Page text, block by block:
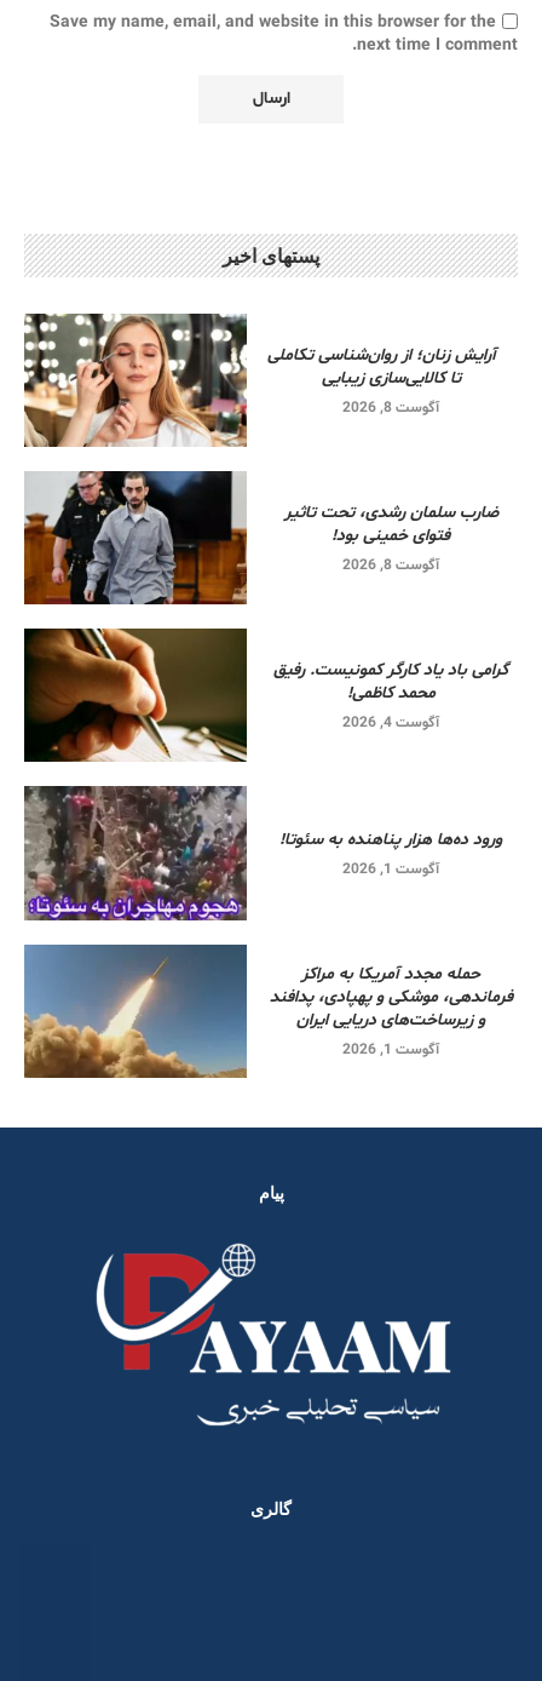
Save my name, email, and website in this browser for the
next time I comment.
پستهای اخیر
آرایش زنان؛ از روان‌شناسی تکاملی
تا کالایی‌سازی زیبایی
آگوست 8, 2026
ضارب سلمان رشدی، تحت تاثیر
فتوای خمینی بود!
آگوست 8, 2026
گرامی باد یاد کارگر کمونیست. رفیق
محمد کاظمی!
آگوست 4, 2026
ورود ده‌ها هزار پناهنده به سئوتا!
آگوست 1, 2026
حمله مجدد آمریکا به مراکز
فرماندهی، موشکی و پهپادی، پدافند
و زیرساخت‌های دریایی ایران
آگوست 1, 2026
پیام
گالری